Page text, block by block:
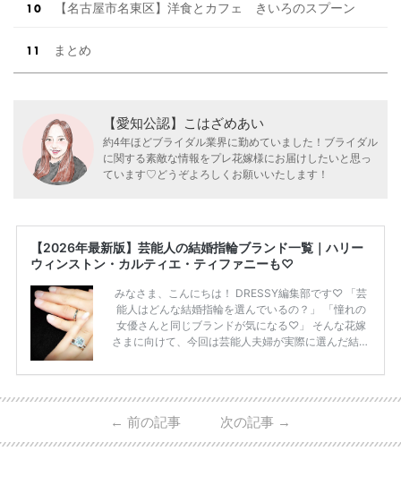
【名古屋市名東区】洋食とカフェ きいろのスプーン
まとめ
【愛知公認】こはざめあい
約4年ほどブライダル業界に勤めていました！ブライダル
に関する素敵な情報をプレ花嫁様にお届けしたいと思っ
ています♡どうぞよろしくお願いいたします！
【2026年最新版】芸能人の結婚指輪ブランド一覧｜ハリー
ウィンストン・カルティエ・ティファニーも♡
みなさま、こんにちは！ DRESSY編集部です♡ 「芸
能人はどんな結婚指輪を選んでいるの？」 「憧れの
女優さんと同じブランドが気になる♡」 そんな花嫁
さまに向けて、今回は芸能人夫婦が実際に選んだ結婚
ーウィンストンやカルティエ、ティファニーなど世界
日本で人気のブランドまで幅広くご紹介。 さらに、
・愛用している芸能人夫婦 ・リングの特徴や魅力 ・
← 前の記事 次の記事 →